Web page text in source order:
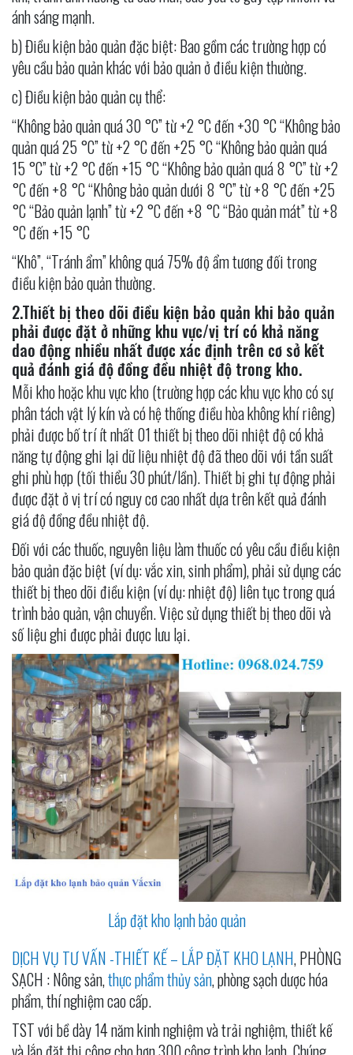
ánh sáng mạnh.
b) Điều kiện bảo quản đặc biệt: Bao gồm các trường hợp có
yêu cầu bảo quản khác với bảo quản ở điều kiện thường.
c) Điều kiện bảo quản cụ thể:
“Không bảo quản quá 30 °C” từ +2 °C đến +30 °C “Không bảo
quản quá 25 °C” từ +2 °C đến +25 °C “Không bảo quản quá
15 °C” từ +2 °C đến +15 °C “Không bảo quản quá 8 °C” từ +2
°C đến +8 °C “Không bảo quản dưới 8 °C” từ +8 °C đến +25
°C “Bảo quản lạnh” từ +2 °C đến +8 °C “Bảo quản mát” từ +8
°C đến +15 °C
“Khô”, “Tránh ẩm” không quá 75% độ ẩm tương đối trong
điều kiện bảo quản thường.
2.Thiết bị theo dõi điều kiện bảo quản khi bảo quản
phải được đặt ở những khu vực/vị trí có khả năng
dao động nhiều nhất được xác định trên cơ sở kết
quả đánh giá độ đồng đều nhiệt độ trong kho.
Mỗi kho hoặc khu vực kho (trường hợp các khu vực kho có sự
phân tách vật lý kín và có hệ thống điều hòa không khí riêng)
phải được bố trí ít nhất 01 thiết bị theo dõi nhiệt độ có khả
năng tự động ghi lại dữ liệu nhiệt độ đã theo dõi với tần suất
ghi phù hợp (tối thiểu 30 phút/lần). Thiết bị ghi tự động phải
được đặt ở vị trí có nguy cơ cao nhất dựa trên kết quả đánh
giá độ đồng đều nhiệt độ.
Đối với các thuốc, nguyên liệu làm thuốc có yêu cầu điều kiện
bảo quản đặc biệt (ví dụ: vắc xin, sinh phẩm), phải sử dụng các
thiết bị theo dõi điều kiện (ví dụ: nhiệt độ) liên tục trong quá
trình bảo quản, vận chuyển. Việc sử dụng thiết bị theo dõi và
số liệu ghi được phải được lưu lại.
Lắp đặt kho lạnh bảo quản
DỊCH VỤ TƯ VẤN -THIẾT KẾ – LẮP ĐẶT KHO LẠNH, PHÒNG
SẠCH : Nông sản,thực phẩm thủy sản, phòng sạch dược hóa
phẩm, thí nghiệm cao cấp.
TST với bề dày 14 năm kinh nghiệm và trải nghiệm, thiết kế